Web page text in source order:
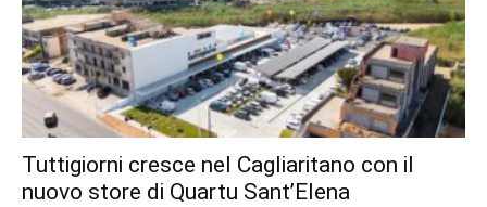
Tuttigiorni cresce nel Cagliaritano con il
nuovo store di Quartu Sant’Elena